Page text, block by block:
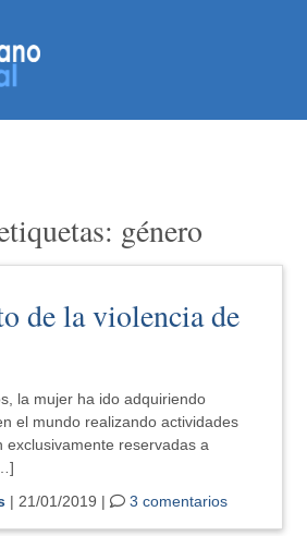
género
de la violencia de
la mujer ha ido adquiriendo
el mundo realizando actividades
exclusivamente reservadas a
| 21/01/2019 | 3 comentarios